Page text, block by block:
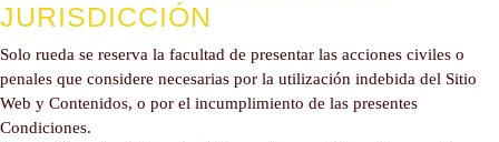
JURISDICCIÓN
Solo rueda se reserva la facultad de presentar las acciones civiles o
penales que considere necesarias por la utilización indebida del Sitio
Web y Contenidos, o por el incumplimiento de las presentes
Condiciones.